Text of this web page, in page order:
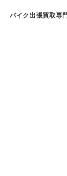
バイク出張買取専